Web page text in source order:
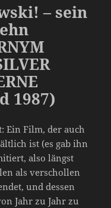
– sein
1987)
Ein Film, der auch
ist (es gab ihn
also längst
als verschollen
und dessen
Jahr zu Jahr zu